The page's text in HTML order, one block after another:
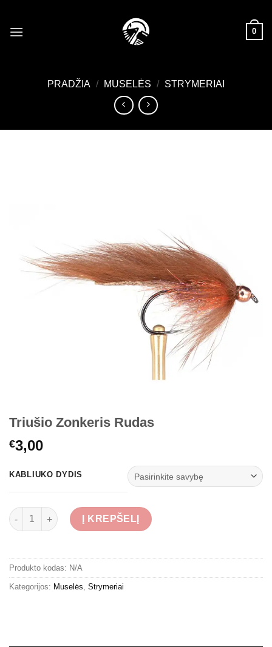
content
0
PRADŽIA / MUSELĖS / STRYMERIAI
Triušio Zonkeris Rudas
€3,00
KABLIUKO DYDIS
produkto kiekis: Triušio Zonkeris Rudas
Į KREPŠELĮ
Produkto kodas: N/A
Kategorijos: Muselės Strymeriai